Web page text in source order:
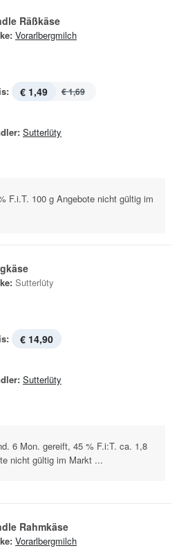
Räßkäse
Vorarlbergmilch
€ 1,49 € 1,69
Sutterlüty
F.i.T. 100 g Angebote nicht gültig im
Sutterlüty
€ 14,90
Sutterlüty
6 Mon. gereift, 45 % F.i:T. ca. 1,8
nicht gültig im Markt ...
Rahmkäse
Vorarlbergmilch